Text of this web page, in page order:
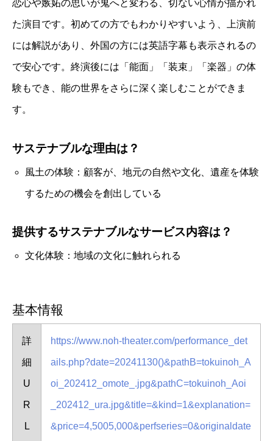
恋心や嫉妬の思いが鬼へと変わる、切ない心情が描かれ
た演目です。初めての方でもわかりやすいよう、上演前
には解説があり、外国の方には英語字幕も表示されるの
で安心です。終演後には「能面」「装束」「楽器」の体
験もでき、能の世界をさらに深く楽しむことができま
す。
サステナブルな理由は？
風土の体験：顧客が、地元の自然や文化、遺産を体験
するための機会を創出している
提供するサステナブルなサービス内容は？
文化体験：地域の文化に触れられる
基本情報
詳
細
U
R
L
https://www.noh-theater.com/performance_det
ails.php?date=20241130()&pathB=tokuinoh_A
oi_202412_omote_.jpg&pathC=tokuinoh_Aoi
_202412_ura.jpg&title=&kind=1&explanation=
&price=4,5005,000&perfseries=0&originaldate